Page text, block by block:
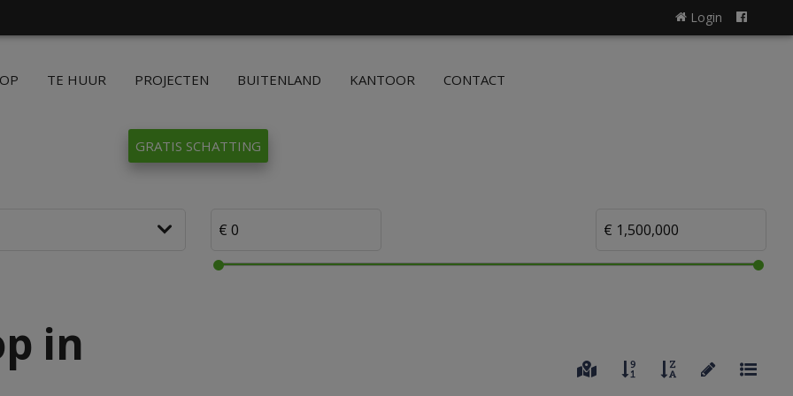
Login
TE HUUR PROJECTEN BUITENLAND KANTOOR CONTACT
GRATIS SCHATTING
in